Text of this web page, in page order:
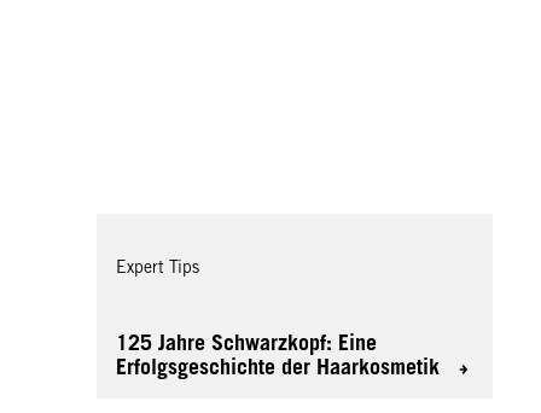
Expert Tips
125 Jahre Schwarzkopf: Eine
Erfolgsgeschichte der Haarkosmetik